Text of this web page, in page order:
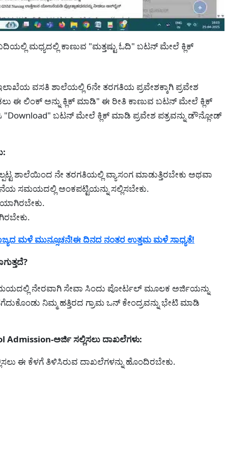
ಮಧ್ಯದಲ್ಲಿ ಕಾಣುವ "ಮತ್ತಷ್ಟು ಓದಿ" ಬಟನ್ ಮೇಲೆ ಕ್ಲಿಕ್
ವಸತಿ ಶಾಲೆಯಲ್ಲಿ 6ನೇ ತರಗತಿಯ ಪ್ರವೇಶಕ್ಕಾಗಿ ಪ್ರವೇಶ
ಈ ಲಿಂಕ್ ಅನ್ನು ಕ್ಲಿಕ್ ಮಾಡಿ" ಈ ರೀತಿ ಕಾಣುವ ಬಟನ್ ಮೇಲೆ ಕ್ಲಿಕ್
"Download" ಬಟನ್ ಮೇಲೆ ಕ್ಲಿಕ್ ಮಾಡಿ ಪ್ರವೇಶ ಪತ್ರವನ್ನು ಡೌನ್ಲೋಡ್
ಶಾಲೆಯಿಂದ ನೇ ತರಗತಿಯಲ್ಲಿ ವ್ಯಾಸಂಗ ಮಾಡುತ್ತಿರಬೇಕು ಅಥವಾ
ಸಮಯದಲ್ಲಿ ಅಂಕಪಟ್ಟಿಯನ್ನು ಸಲ್ಲಿಸಬೇಕು.
ಮಳೆ ಮುನ್ಸೂಚನೆ!ಈ ದಿನದ ನಂತರ ಉತ್ತಮ ಮಳೆ ಸಾಧ್ಯತೆ!
ನೇರವಾಗಿ ಸೇವಾ ಸಿಂದು ಪೋರ್ಟಲ್ ಮೂಲಕ ಅರ್ಜಿಯನ್ನು
ನಿಮ್ಮ ಹತ್ತಿರದ ಗ್ರಾಮ ಒನ್ ಕೇಂದ್ರವನ್ನು ಭೇಟಿ ಮಾಡಿ
Admission-ಅರ್ಜಿ ಸಲ್ಲಿಸಲು ದಾಖಲೆಗಳು:
ಈ ಕೆಳಗೆ ತಿಳಿಸಿರುವ ದಾಖಲೆಗಳನ್ನು ಹೊಂದಿರಬೇಕು.